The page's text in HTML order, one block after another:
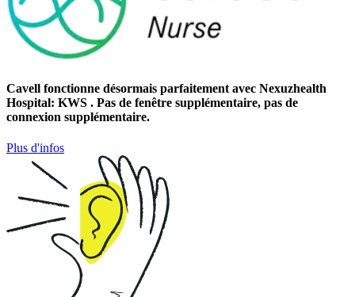
Cavell fonctionne désormais parfaitement avec Nexuzhealth
Hospital: KWS . Pas de fenêtre supplémentaire, pas de
connexion supplémentaire.
Plus d'infos